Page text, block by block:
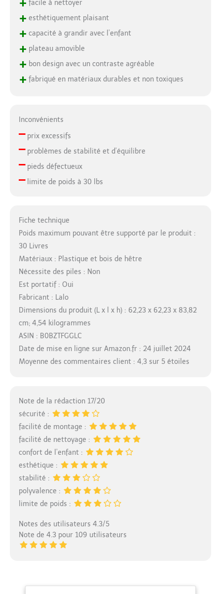
facile à nettoyer
+ esthétiquement plaisant
+ capacité à grandir avec l’enfant
+ plateau amovible
+ bon design avec un contraste agréable
+ fabriqué en matériaux durables et non toxiques
Inconvénients
–prix excessifs
–problèmes de stabilité et d’équilibre
–pieds défectueux
–limite de poids à 30 lbs
Fiche technique
Poids maximum pouvant être supporté par le produit :
30 Livres
Matériaux : Plastique et bois de hêtre
Nécessite des piles : Non
Est portatif : Oui
Fabricant : Lalo
Dimensions du produit (L x l x h) : 62,23 x 62,23 x 83,82
cm; 4,54 kilogrammes
ASIN : B0BZTFGGLC
Date de mise en ligne sur Amazon.fr : 24 juillet 2024
Moyenne des commentaires client : 4,3 sur 5 étoiles
Note de la rédaction 17/20
sécurité :
facilité de montage :
facilité de nettoyage :
confort de l’enfant :
esthétique :
stabilité :
polyvalence :
limite de poids :
Notes des utilisateurs 4.3/5
Note de 4.3 pour 109 utilisateurs